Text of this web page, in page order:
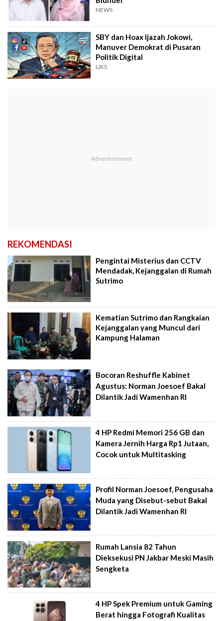
NEWS
SBY dan Hoax Ijazah Jokowi,
Manuver Demokrat di Pusaran
Politik Digital
LIKS
REKOMENDASI
Pengintai Misterius dan CCTV
Mendadak, Kejanggalan di Rumah
Sutrimo
Kematian Sutrimo dan Rangkaian
Kejanggalan yang Muncul dari
Kampung Halaman
Bocoran Reshuffle Kabinet
Agustus: Norman Joesoef Bakal
Dilantik Jadi Wamenhan RI
4 HP Redmi Memori 256 GB dan
Kamera Jernih Harga Rp1 Jutaan,
Cocok untuk Multitasking
Profil Norman Joesoef, Pengusaha
Muda yang Disebut-sebut Bakal
Dilantik Jadi Wamenhan RI
Rumah Lansia 82 Tahun
Dieksekusi PN Jakbar Meski Masih
Sengketa
4 HP Spek Premium untuk Gaming
Berat hingga Fotografi Kualitas